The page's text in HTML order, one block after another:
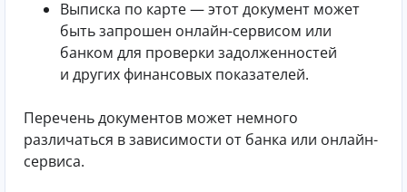
Выписка по карте — этот документ может
быть запрошен онлайн-сервисом или
банком для проверки задолженностей
и других финансовых показателей.
Перечень документов может немного
различаться в зависимости от банка или онлайн-
сервиса.